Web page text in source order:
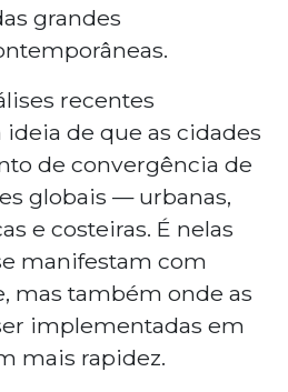
grandes
recentes
de que as cidades
de convergência de
globais — urbanas,
e costeiras. É nelas
manifestam com
mas também onde as
implementadas em
mais rapidez.